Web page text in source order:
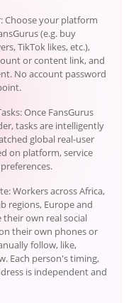
Choose your platform
(e.g. buy
TikTok likes, etc.),
or content link, and
No account password
Once FansGurus
tasks are intelligently
global real-user
on platform, service
Workers across Africa,
regions, Europe and
their own real social
their own phones or
follow, like,
Each person's timing,
is independent and